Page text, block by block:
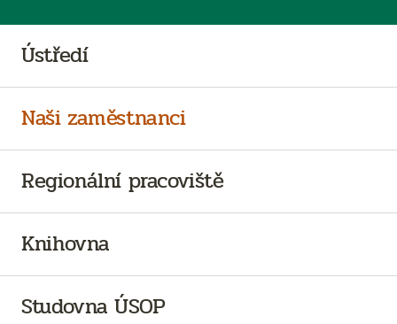
Ústředí
Naši zaměstnanci
Regionální pracoviště
Knihovna
Studovna ÚSOP